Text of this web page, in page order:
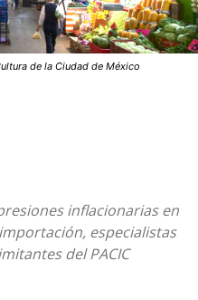
de la Ciudad de México
inflacionarias en
especialistas
del PACIC